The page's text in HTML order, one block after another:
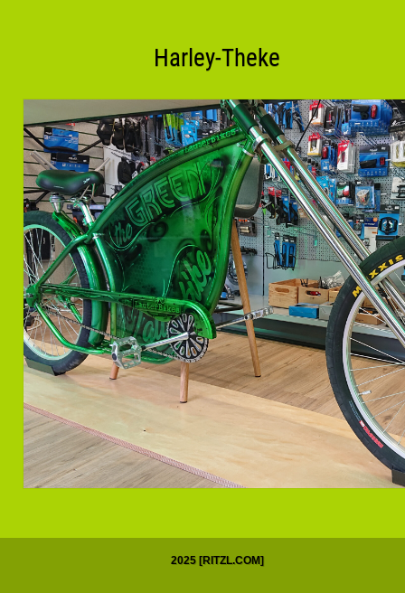
Harley-Theke
2025 [RITZL.COM]